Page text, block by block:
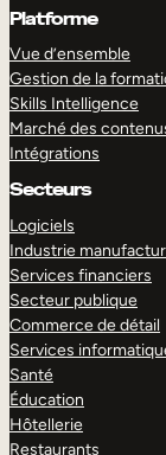
Platforme
Vue d’ensemble
Gestion de la
Skills Intelligence
Marché des
Intégrations
Secteurs
Logiciels
Industrie
Services financiers
Secteur publique
Commerce de détail
Services
Santé
Éducation
Hôtellerie
Restaurants